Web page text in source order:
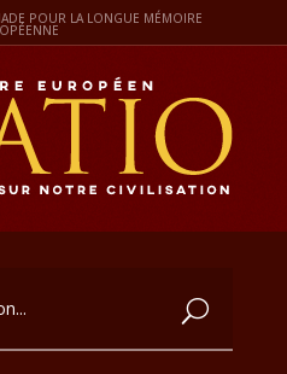
POUR LA LONGUE MÉMOIRE